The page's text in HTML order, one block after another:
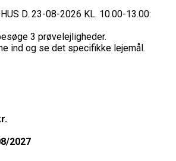
D. 23-08-2026 KL. 10.00-13.00:
3 prøvelejligheder.
ind og se det specifikke lejemål.
2027